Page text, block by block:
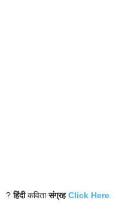
?हिंदीकवितासंग्रहClick Here